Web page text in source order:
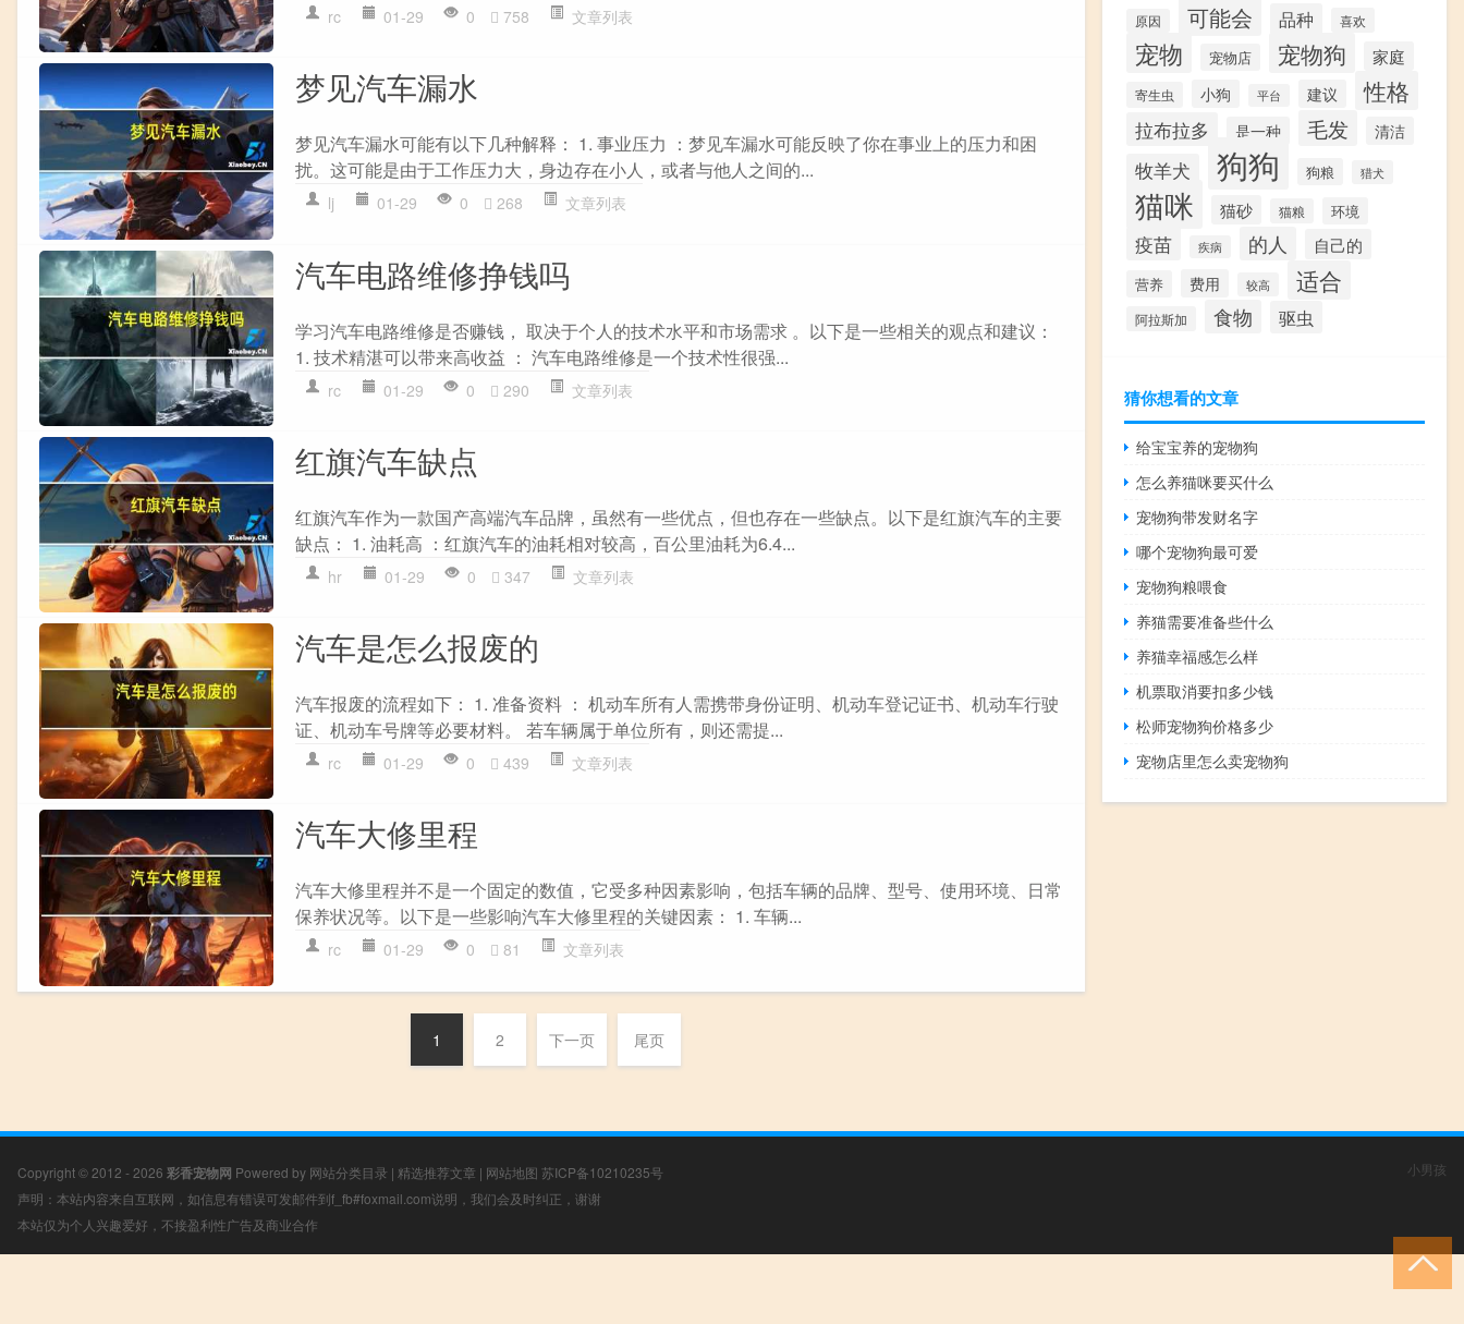
rc 01-29 0 758 文章列表
梦见汽车漏水
梦见汽车漏水可能有以下几种解释： 1. 事业压力 ：梦见车漏水可能反映了你在事业上的压力和困
扰。这可能是由于工作压力大，身边存在小人，或者与他人之间的...
lj 01-29 0 268 文章列表
汽车电路维修挣钱吗
学习汽车电路维修是否赚钱， 取决于个人的技术水平和市场需求 。以下是一些相关的观点和建议：
1. 技术精湛可以带来高收益 ： 汽车电路维修是一个技术性很强...
rc 01-29 0 290 文章列表
红旗汽车缺点
红旗汽车作为一款国产高端汽车品牌，虽然有一些优点，但也存在一些缺点。以下是红旗汽车的主要
缺点： 1. 油耗高 ：红旗汽车的油耗相对较高，百公里油耗为6.4...
hr 01-29 0 347 文章列表
汽车是怎么报废的
汽车报废的流程如下： 1. 准备资料 ： 机动车所有人需携带身份证明、机动车登记证书、机动车行驶
证、机动车号牌等必要材料。 若车辆属于单位所有，则还需提...
rc 01-29 0 439 文章列表
汽车大修里程
汽车大修里程并不是一个固定的数值，它受多种因素影响，包括车辆的品牌、型号、使用环境、日常
保养状况等。以下是一些影响汽车大修里程的关键因素： 1. 车辆...
rc 01-29 0 81 文章列表
1 2 下一页 尾页
原因 可能会 品种 喜欢
宠物 宠物店 宠物狗 家庭
寄生虫 小狗 平台 建议 性格
拉布拉多 是一种 毛发 清洁
牧羊犬 狗狗 狗粮 猎犬
猫咪 猫砂 猫粮 环境
疫苗 疾病 的人 自己的
营养 费用 较高 适合
阿拉斯加 食物 驱虫
猜你想看的文章
给宝宝养的宠物狗
怎么养猫咪要买什么
宠物狗带发财名字
哪个宠物狗最可爱
宠物狗粮喂食
养猫需要准备些什么
养猫幸福感怎么样
机票取消要扣多少钱
松师宠物狗价格多少
宠物店里怎么卖宠物狗
Copyright © 2012 - 2026 彩香宠物网 Powered by 网站分类目录 | 精选推荐文章 | 网站地图 苏ICP备10210235号
声明：本站内容来自互联网，如信息有错误可发邮件到f_fb#foxmail.com说明，我们会及时纠正，谢谢
本站仅为个人兴趣爱好，不接盈利性广告及商业合作
小男孩